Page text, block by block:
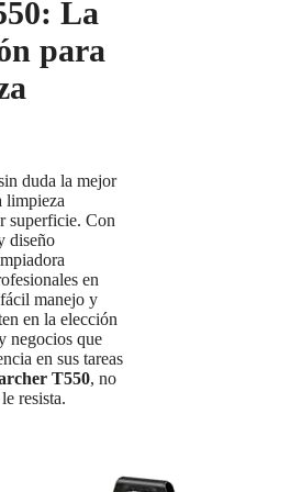
La
para
duda la mejor
limpieza
superficie. Con
diseño
en
manejo y
en la elección
negocios que
en sus tareas
T550, no
resista.